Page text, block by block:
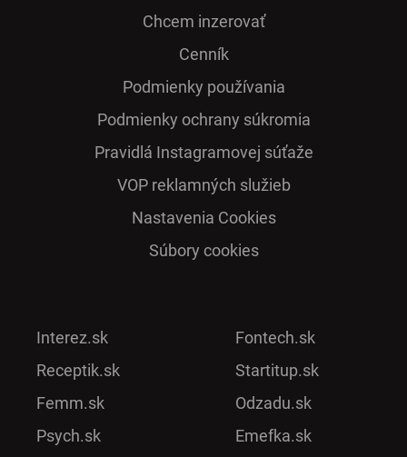
Chcem inzerovať
Cenník
Podmienky používania
Podmienky ochrany súkromia
Pra­vidlá Ins­ta­gra­mo­vej sú­ťaže
VOP reklamných služieb
Nastavenia Cookies
Súbory cookies
Interez.sk
Receptik.sk
Femm.sk
Psych.sk
Fontech.sk
Startitup.sk
Odzadu.sk
Emefka.sk